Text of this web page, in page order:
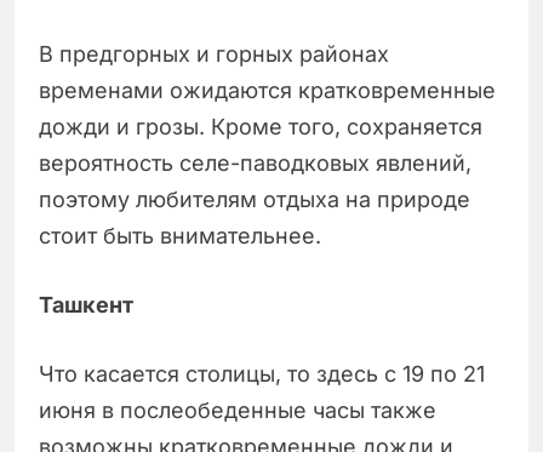
В предгорных и горных районах
временами ожидаются кратковременные
дожди и грозы. Кроме того, сохраняется
вероятность селе-паводковых явлений,
поэтому любителям отдыха на природе
стоит быть внимательнее.
Ташкент
Что касается столицы, то здесь с 19 по 21
июня в послеобеденные часы также
возможны кратковременные дожди и